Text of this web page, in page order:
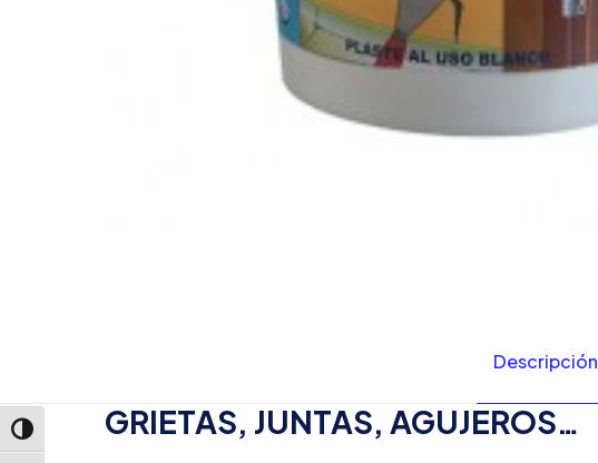
Alternar alto contraste
Descripción
GRIETAS, JUNTAS, AGUJEROS…